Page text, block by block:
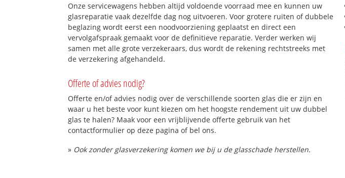
Onze servicewagens hebben altijd voldoende voorraad mee en kunnen uw
glasreparatie vaak dezelfde dag nog uitvoeren. Voor grotere ruiten of dubbele
beglazing wordt eerst een noodvoorziening geplaatst en direct een
vervolgafspraak gemaakt voor de definitieve reparatie. Verder werken wij
samen met alle grote verzekeraars, dus wordt de rekening rechtstreeks met
de verzekering afgehandeld.
Offerte of advies nodig?
Offerte en/of advies nodig over de verschillende soorten glas die er zijn en
waar u het beste voor kunt kiezen om het hoogste rendement uit uw dubbel
glas te halen? Maak voor een vrijblijvende offerte gebruik van het
contactformulier op deze pagina of bel ons.
» Ook zonder glasverzekering komen we bij u de glasschade herstellen.